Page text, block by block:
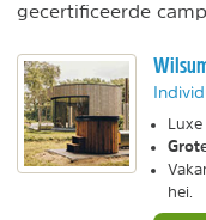
gecertificeerde
Luxe
hei.